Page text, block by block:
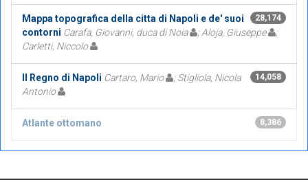
28,174
Mappa topografica della citta di Napoli e de' suoi
contorni Carafa, Giovanni, duca di Noia ; Aloja, Giuseppe
;
Carletti, Niccolo
14,058
Il Regno di Napoli Cartaro, Mario
; Stigliola, Nicola
Antonio
8,386
Atlante ottomano